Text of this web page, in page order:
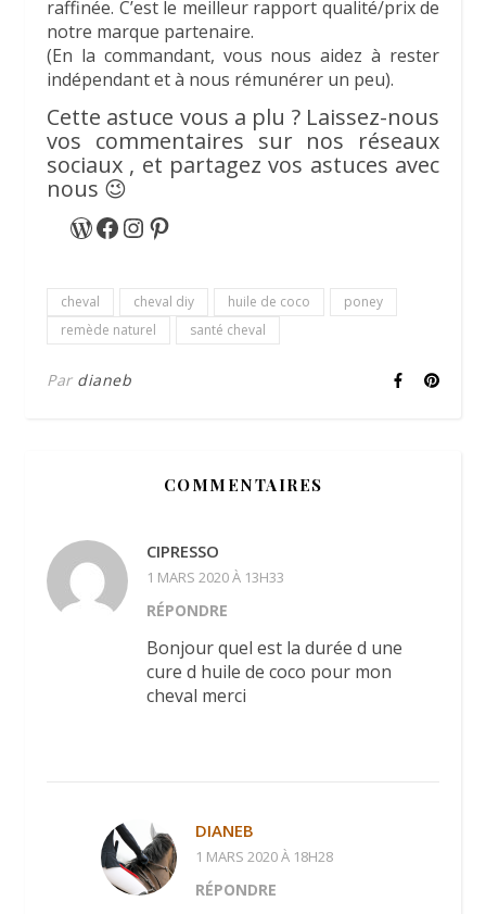
raffinée. C’est le meilleur rapport qualité/prix de
notre marque partenaire.
(En la commandant, vous nous aidez à rester
indépendant et à nous rémunérer un peu).
Cette astuce vous a plu ? Laissez-nous
vos commentaires sur nos réseaux
sociaux , et partagez vos astuces avec
nous 😉
WordPress
Facebook
Instagram
Pinterest
cheval cheval diy huile de coco
poney
remède naturel
santé cheval
Par dianeb
COMMENTAIRES
CIPRESSO
1 MARS 2020 À 13H33
RÉPONDRE
Bonjour quel est la durée d une
cure d huile de coco pour mon
cheval merci
DIANEB
1 MARS 2020 À 18H28
RÉPONDRE